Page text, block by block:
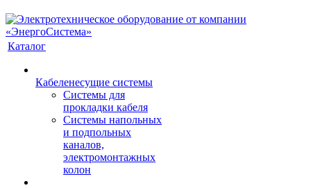
Каталог
Кабеленесущие системы
Системы для
прокладки кабеля
Системы напольных
и подпольных
каналов,
электромонтажных
колон